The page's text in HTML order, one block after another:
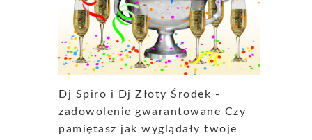
Dj Spiro i Dj Złoty Środek -
zadowolenie gwarantowane Czy
pamiętasz jak wyglądały twoje